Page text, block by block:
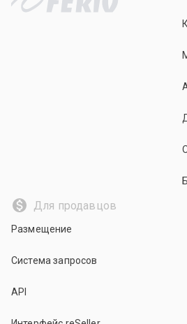
Для продавцов
Размещение
Система запросов
API